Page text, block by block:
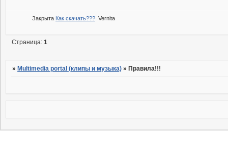
Закрыта Как скачать??? Vernita
Страница:1
» Multimedia portal (клипы и музыка) » Правила!!!